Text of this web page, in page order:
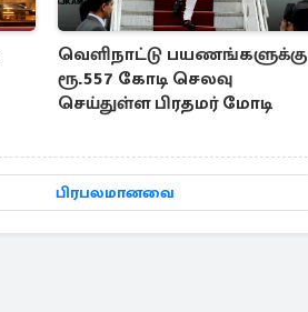
வெளிநாட்டு பயணங்களுக்கு
ரூ.557 கோடி செலவு
செய்துள்ள பிரதமர் மோடி
பிரபலமானவை